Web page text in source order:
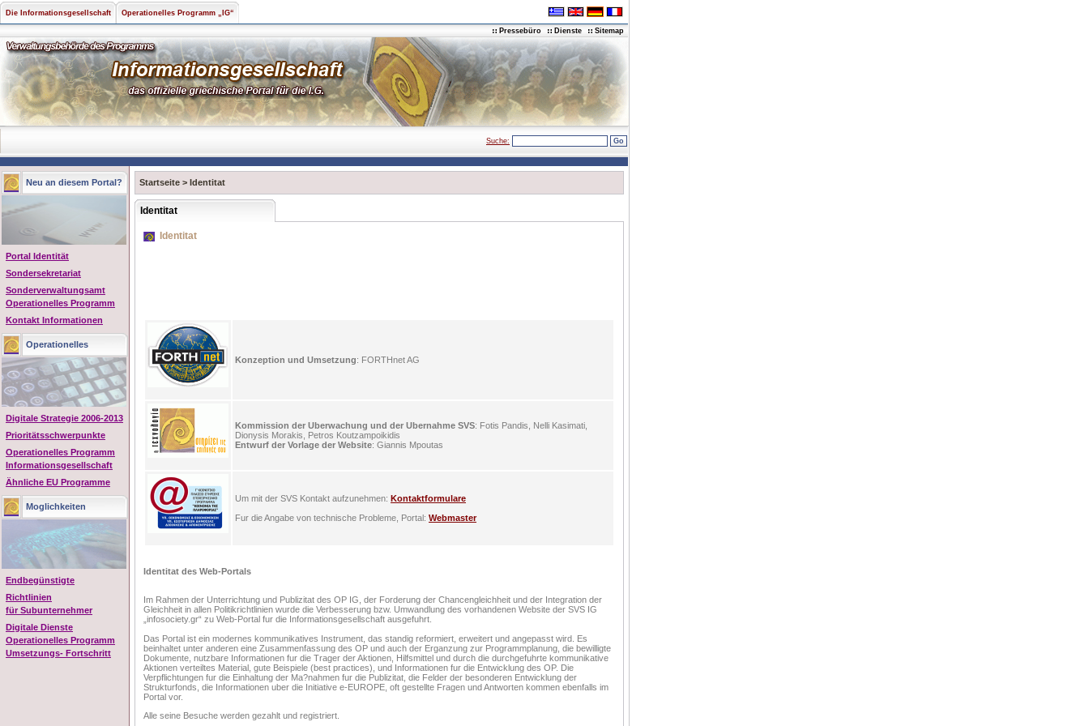
Die Informationsgesellschaft Operationelles Programm „IG“
Pressebüro Dienste Sitemap
Suche:
Neu an diesem Portal?
Portal Identität
Sondersekretariat
Sonderverwaltungsamt
Operationelles Programm
Kontakt Informationen
Operationelles
Programm Highlights
Digitale Strategie 2006-2013
Prioritätsschwerpunkte
Operationelles Programm
Informationsgesellschaft
Ähnliche EU Programme
Moglichkeiten
Endbegünstigte
Richtlinien
für Subunternehmer
Digitale Dienste
Operationelles Programm
Umsetzungs- Fortschritt
Startseite > Identitat
Identitat
Identitat
Konzeption und Umsetzung: FORTHnet AG
Kommission der Uberwachung und der Ubernahme SVS: Fotis Pandis, Nelli Kasimati,
Dionysis Morakis, Petros Koutzampoikidis
Entwurf der Vorlage der Website: Giannis Mpoutas
Um mit der SVS Kontakt aufzunehmen: Kontaktformulare
Fur die Angabe von technische Probleme, Portal: Webmaster
Identitat des Web-Portals
Im Rahmen der Unterrichtung und Publizitat des OP IG, der Forderung der Chancengleichheit und der Integration der
Gleichheit in allen Politikrichtlinien wurde die Verbesserung bzw. Umwandlung des vorhandenen Website der SVS IG
„infosociety.gr“ zu Web-Portal fur die Informationsgesellschaft ausgefuhrt.
Das Portal ist ein modernes kommunikatives Instrument, das standig reformiert, erweitert und angepasst wird. Es
beinhaltet unter anderen eine Zusammenfassung des OP und auch der Erganzung zur Programmplanung, die bewilligte
Dokumente, nutzbare Informationen fur die Trager der Aktionen, Hilfsmittel und durch die durchgefuhrte kommunikative
Aktionen verteiltes Material, gute Beispiele (best practices), und Informationen fur die Entwicklung des OP. Die
Verpflichtungen fur die Einhaltung der Ma?nahmen fur die Publizitat, die Felder der besonderen Entwicklung der
Strukturfonds, die Informationen uber die Initiative e-EUROPE, oft gestellte Fragen und Antworten kommen ebenfalls im
Portal vor.
Alle seine Besuche werden gezahlt und registriert.